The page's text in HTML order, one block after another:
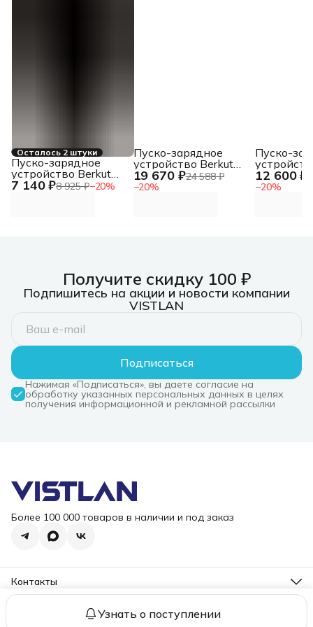
Узнать о поступлении
Осталось 2 штуки
7 140 ₽8 925 ₽−20%
Пуско-зарядное
устройство Berkut
Плюс 1600
19 670 ₽24 588 ₽
−20%
Пуско-зарядное
устройство Berkut
PSL-150
12 600 ₽
−20%
Пуско-
JSL-19000
Получите скидку 100 ₽
Подпишитесь на акции и новости компании
VISTLAN
Подписаться
Нажимая «Подписаться», вы даете согласие на
обработку указанных персональных данных в целях
получения информационной и рекламной рассылки
Более 100 000 товаров в наличии и под заказ
Контакты
Режим работы
2006 – 2026 ООО "ВИСТЛАН". Все права защищены.